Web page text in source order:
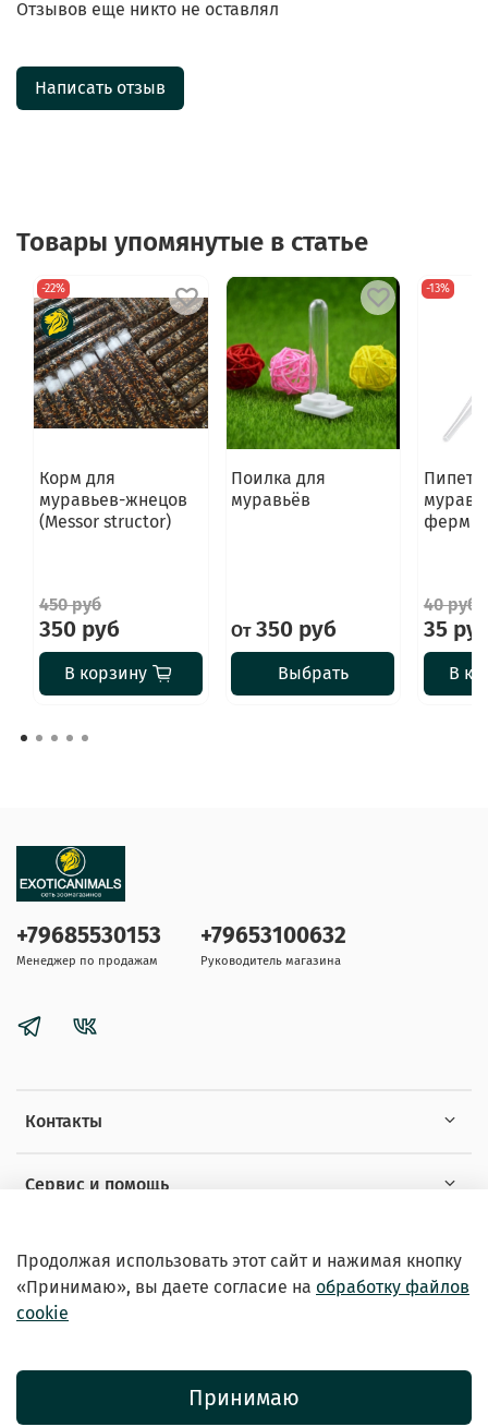
Отзывов еще никто не оставлял
Написать отзыв
Товары упомянутые в статье
-22%
Корм для
муравьев-жнецов
(Messor structor)
450 руб
350 руб
В корзину
Поилка для
муравьёв
От350 руб
Выбрать
-13%
фермы
40 руб
35
В
Контакты
Сервис и помощь
+79685530153
Менеджер по продажам
+79653100632
Руководитель магазина
© 2026 Зоомагазин «EXOTICANIMALS»
Продолжая использовать этот сайт и нажимая кнопку
«Принимаю», вы даете согласие на обработку файлов
cookie
Принимаю